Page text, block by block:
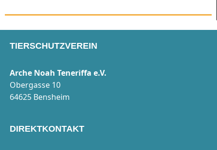
TIERSCHUTZVEREIN
Arche Noah Teneriffa e.V.
Obergasse 10
64625 Bensheim
DIREKTKONTAKT